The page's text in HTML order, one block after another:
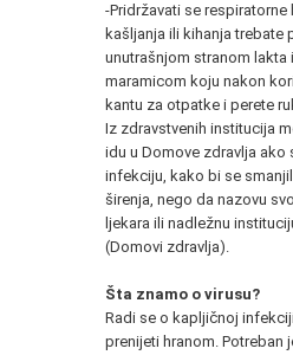
-Pridržavati se respiratorne
kašljanja ili kihanja trebate
unutrašnjom stranom lakta
maramicom koju nakon
kantu za otpatke i perete
Iz zdravstvenih institucija
idu u Domove zdravlja ako
infekciju, kako bi se
širenja, nego da nazovu
ljekara ili nadležnu
(Domovi zdravlja).
Šta znamo o virusu?
Radi se o kapljičnoj
prenijeti hranom. Potreban